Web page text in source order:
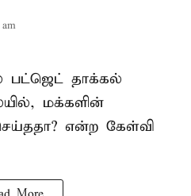
பட்ஜெட் தாக்கல்
மக்களின்
என்ற கேள்வி